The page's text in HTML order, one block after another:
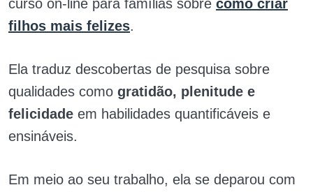
curso on-line para famílias sobre como criar
filhos mais felizes.
Ela traduz descobertas de pesquisa sobre
qualidades como gratidão, plenitude e
felicidade em habilidades quantificáveis e
ensináveis.
Em meio ao seu trabalho, ela se deparou com